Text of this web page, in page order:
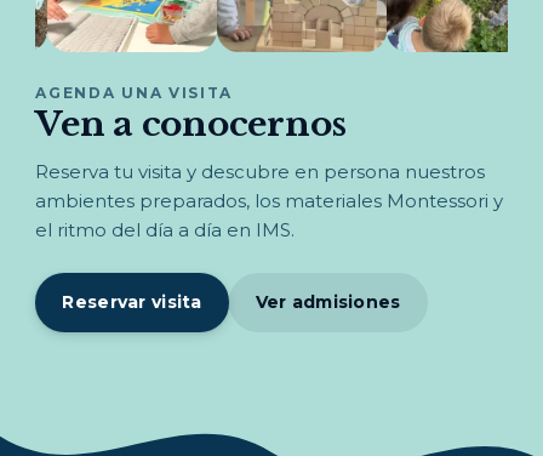
AGENDA UNA VISITA
Ven a conocernos
Reserva tu visita y descubre en persona nuestros
ambientes preparados, los materiales Montessori y
el ritmo del día a día en IMS.
Reservar visita Ver admisiones